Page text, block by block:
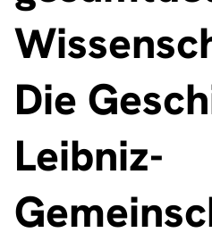
Die
Leibniz-